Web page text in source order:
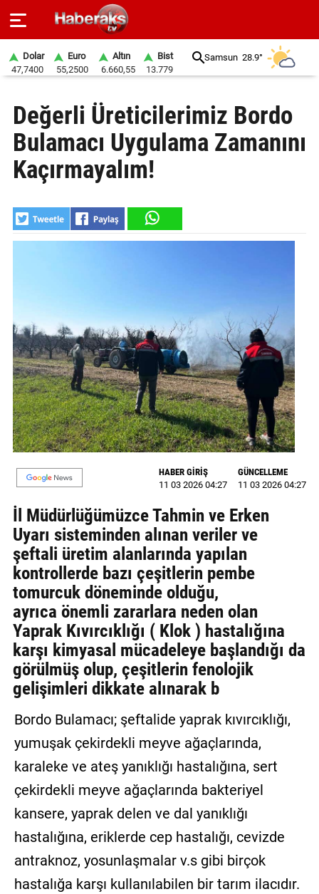
SPOR
YAŞAM
EKONOMİ
BELEDİYELER
GALERİ
VİDEO
YAZARLAR
BİZE
ULAŞIN
Künye
İletişim
Gizlilik
Sözleşmesi
Kullanıcı
Sözleşmesi
Dolar
47,7400
Euro
55,2500
Altın
6.660,55
Bist
13.779
Samsun 28.9°
Değerli Üreticilerimiz Bordo
Bulamacı Uygulama Zamanını
Kaçırmayalım!
HABER GİRİŞ
11 03 2026 04:27
GÜNCELLEME
11 03 2026 04:27
İl Müdürlüğümüzce Tahmin ve Erken
Uyarı sisteminden alınan veriler ve
şeftali üretim alanlarında yapılan
kontrollerde bazı çeşitlerin pembe
tomurcuk döneminde olduğu,
ayrıca önemli zararlara neden olan
Yaprak Kıvırcıklığı ( Klok ) hastalığına
karşı kimyasal mücadeleye başlandığı da
görülmüş olup, çeşitlerin fenolojik
gelişimleri dikkate alınarak b
Bordo Bulamacı; şeftalide yaprak kıvırcıklığı,
yumuşak çekirdekli meyve ağaçlarında,
karaleke ve ateş yanıklığı hastalığına, sert
çekirdekli meyve ağaçlarında bakteriyel
kansere, yaprak delen ve dal yanıklığı
hastalığına, eriklerde cep hastalığı, cevizde
antraknoz, yosunlaşmalar v.s gibi birçok
hastalığa karşı kullanılabilen bir tarım ilacıdır.